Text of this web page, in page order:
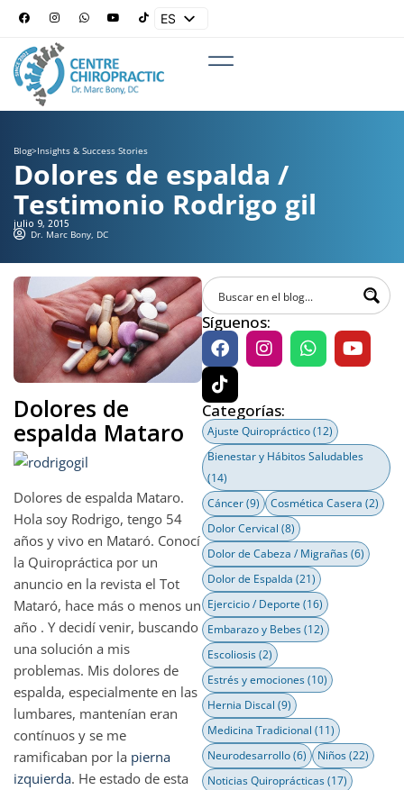
ES
Blog>Insights & Success Stories
Dolores de espalda /
Testimonio Rodrigo gil
julio 9, 2015
Dr. Marc Bony, DC
Dolores de
espalda Mataro
Dolores de espalda Mataro.
Hola soy Rodrigo, tengo 54
años y vivo en Mataró. Conocí
la Quiropráctica por un
anuncio en la revista el Tot
Mataró, hace más o menos un
año . Y decidí venir, buscando
una solución a mis
problemas. Mis dolores de
espalda, especialmente en las
lumbares, mantenían eran
contínuos y se me
ramificaban por la pierna
izquierda. He estado de esta
Síguenos:
Categorías:
Ajuste Quiropráctico(12)
Bienestar y Hábitos Saludables
(14)
Cáncer(9) Cosmética Casera (2)
Dolor Cervical (8)
Dolor de Cabeza / Migrañas(6)
Dolor de Espalda (21)
Ejercicio / Deporte (16)
Embarazo y Bebes(12)
Escoliosis(2)
Estrés y emociones(10)
Hernia Discal (9)
Medicina Tradicional (11)
Neurodesarrollo(6) Niños(22)
Noticias Quiroprácticas(17)